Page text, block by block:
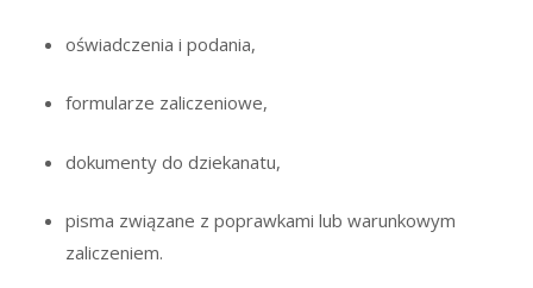
oświadczenia i podania,
formularze zaliczeniowe,
dokumenty do dziekanatu,
pisma związane z poprawkami lub warunkowym
zaliczeniem.